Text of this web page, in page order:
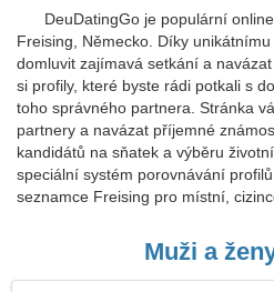
DeuDatingGo je populární
Freising, Německo. Díky
domluvit zajímavá setkání a
si profily, které byste rádi potkali s
toho správného partnera. Stránka
partnery a navázat příjemné
kandidátů na sňatek a výběru
speciální systém porovnávání
seznamce Freising pro místní,
Muži a